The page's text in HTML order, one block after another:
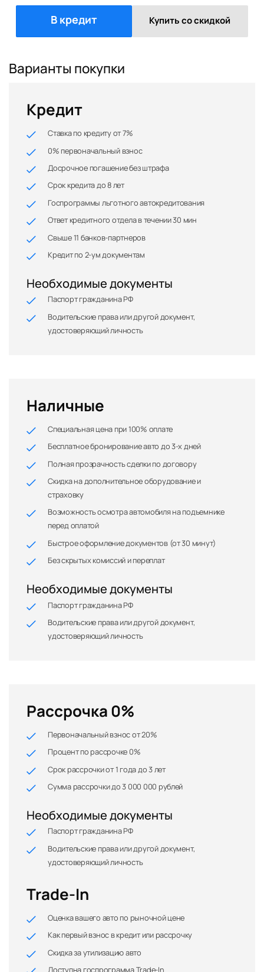
В кредит Купить со скидкой
Варианты покупки
Кредит
Ставка по кредиту от 7%
0% первоначальный взнос
Досрочное погашение без штрафа
Срок кредита до 8 лет
Госпрограммы льготного автокредитования
Ответ кредитного отдела в течении 30 мин
Свыше 11 банков-партнеров
Кредит по 2-ум документам
Необходимые документы
Паспорт гражданина РФ
Водительские права или другой документ,
удостоверяющий личность
Наличные
Специальная цена при 100% оплате
Бесплатное бронирование авто до 3-х дней
Полная прозрачность сделки по договору
Скидка на дополнительное оборудование и
страховку
Возможность осмотра автомобиля на подъемнике
перед оплатой
Быстрое оформление документов (от 30 минут)
Без скрытых комиссий и переплат
Необходимые документы
Паспорт гражданина РФ
Водительские права или другой документ,
удостоверяющий личность
Рассрочка 0%
Первоначальный взнос от 20%
Процент по рассрочке 0%
Срок рассрочки от 1 года до 3 лет
Сумма рассрочки до 3 000 000 рублей
Необходимые документы
Паспорт гражданина РФ
Водительские права или другой документ,
удостоверяющий личность
Trade-In
Оценка вашего авто по рыночной цене
Как первый взнос в кредит или рассрочку
Скидка за утилизацию авто
Доступна госпрограмма Trade-In